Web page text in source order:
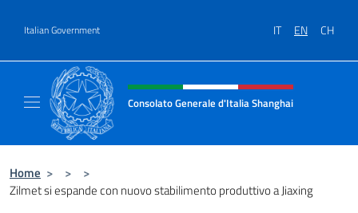
Italian Government IT EN CH
Header, social and menu of site
Consolato Generale d'Italia Shanghai
Home > >
>
Zilmet si espande con nuovo stabilimento produttivo a Jiaxing